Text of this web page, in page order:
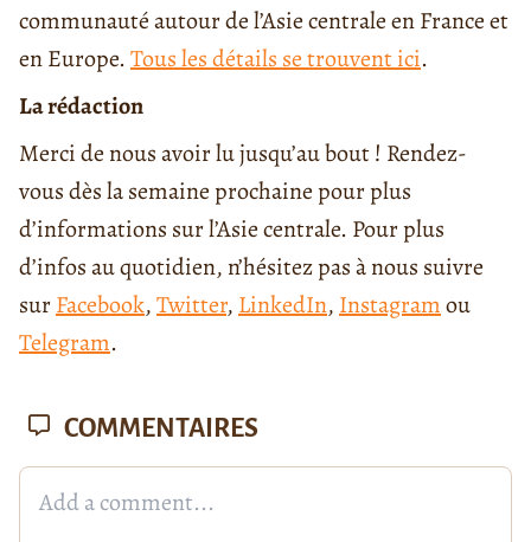
communauté autour de l’Asie centrale en France et
en Europe.Tous les détails se trouvent ici.
La rédaction
Merci de nous avoir lu jusqu’au bout ! Rendez-
vous dès la semaine prochaine pour plus
d’informations sur l’Asie centrale. Pour plus
d’infos au quotidien, n’hésitez pas à nous suivre
surFacebook,Twitter, LinkedIn, Instagramou
Telegram.
COMMENTAIRES